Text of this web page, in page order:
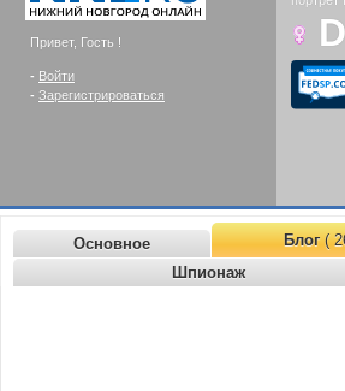
Привет, Гость !
- Войти
- Зарегистрироваться
Основное Блог(
Шпионаж